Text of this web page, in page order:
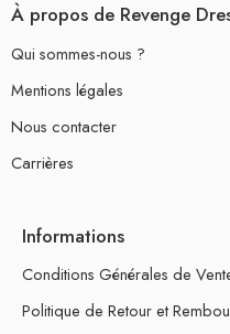
À propos de Revenge
Qui sommes-nous ?
Mentions légales
Nous contacter
Carrières
Informations
Conditions Générales de
Politique de Retour et